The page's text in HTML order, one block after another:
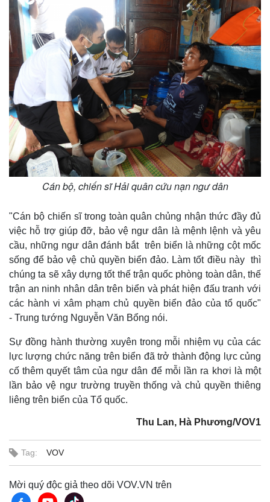
Kinh tế
Bất động sản
Thị trường
Giá vàng
Tỷ giá
Chứng khoán
Giá cà phê
Cán bộ, chiến sĩ Hải quân cứu nạn ngư dân
"Cán bộ chiến sĩ trong toàn quân chủng nhận thức đầy đủ
việc hỗ trợ giúp đỡ, bảo vệ ngư dân là mệnh lệnh và yêu
cầu, những ngư dân đánh bắt trên biển là những cột mốc
sống để bảo vệ chủ quyền biển đảo. Làm tốt điều này thì
chúng ta sẽ xây dựng tốt thế trận quốc phòng toàn dân, thế
trận an ninh nhân dân trên biển và phát hiện đấu tranh với
các hành vi xâm phạm chủ quyền biển đảo của tổ quốc"
- Trung tướng Nguyễn Văn Bổng nói.
Sự đồng hành thường xuyên trong mỗi nhiệm vụ của các
lực lượng chức năng trên biển đã trở thành động lực củng
cố thêm quyết tâm của ngư dân để mỗi lần ra khơi là một
lần bảo vệ ngư trường truyền thống và chủ quyền thiêng
liêng trên biển của Tổ quốc.
Thu Lan, Hà Phương/VOV1
Tag: VOV
Mời quý độc giả theo dõi VOV.VN trên